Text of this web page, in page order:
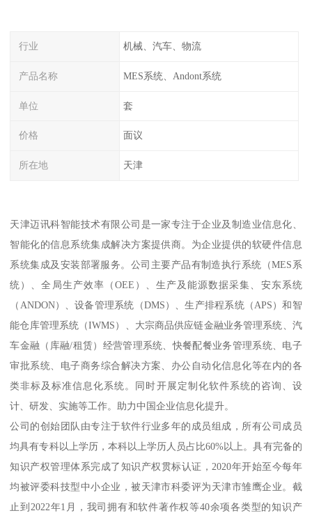
行业 机械、汽车、物流
产品名称 MES系统、Andont系统
单位 套
价格 面议
所在地 天津
天津迈讯科智能技术有限公司是一家专注于企业及制造业信息化、
智能化的信息系统集成解决方案提供商。为企业提供的软硬件信息
系统集成及安装部署服务。公司主要产品有制造执行系统（MES系
统）、全局生产效率（OEE）、生产及能源数据采集、安东系统
（ANDON）、设备管理系统（DMS）、生产排程系统（APS）和智
能仓库管理系统（IWMS）、大宗商品供应链金融业务管理系统、汽
车金融（库融/租赁）经营管理系统、快餐配餐业务管理系统、电子
审批系统、电子商务综合解决方案、办公自动化信息化等在内的各
类非标及标准信息化系统。同时开展定制化软件系统的咨询、设
计、研发、实施等工作。助力中国企业信息化提升。
公司的创始团队由专注于软件行业多年的成员组成，所有公司成员
均具有专科以上学历，本科以上学历人员占比60%以上。具有完备的
知识产权管理体系完成了知识产权贯标认证，2020年开始至今每年
均被评委科技型中小企业，被天津市科委评为天津市雏鹰企业。截
止到2022年1月，我司拥有和软件著作权等40余项各类型的知识产